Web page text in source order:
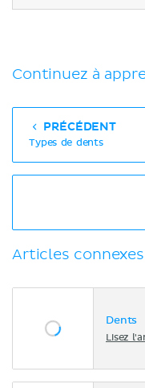
Continuez à
PRÉCÉDENT
Types de dents
Articles connexes
Dents
Lisez